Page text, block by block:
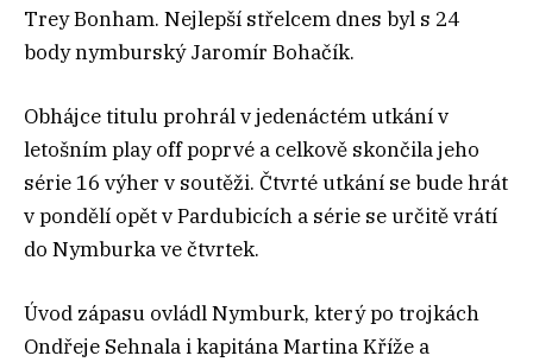
Trey Bonham. Nejlepší střelcem dnes byl s 24
body nymburský Jaromír Bohačík.
Obhájce titulu prohrál v jedenáctém utkání v
letošním play off poprvé a celkově skončila jeho
série 16 výher v soutěži. Čtvrté utkání se bude hrát
v pondělí opět v Pardubicích a série se určitě vrátí
do Nymburka ve čtvrtek.
Úvod zápasu ovládl Nymburk, který po trojkách
Ondřeje Sehnala i kapitána Martina Kříže a